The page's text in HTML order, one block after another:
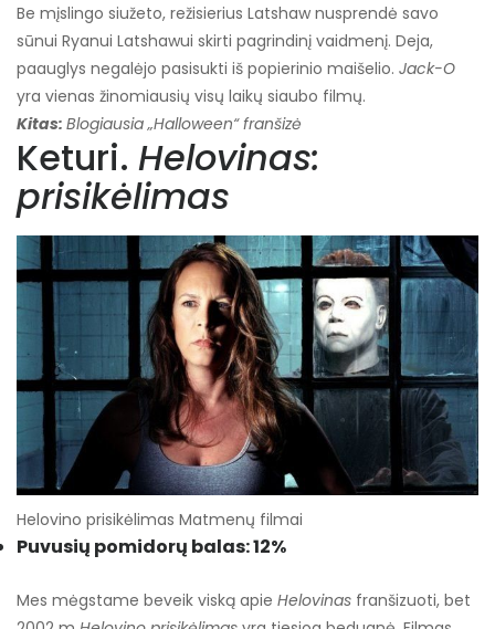
Be mįslingo siužeto, režisierius Latshaw nusprendė savo
sūnui Ryanui Latshawui skirti pagrindinį vaidmenį. Deja,
paauglys negalėjo pasisukti iš popierinio maišelio. Jack-O
yra vienas žinomiausių visų laikų siaubo filmų.
Kitas: Blogiausia „Halloween“ franšizė
Keturi. Helovinas:
prisikėlimas
Helovino prisikėlimas Matmenų filmai
Puvusių pomidorų balas: 12%
Mes mėgstame beveik viską apie Helovinas franšizuoti, bet